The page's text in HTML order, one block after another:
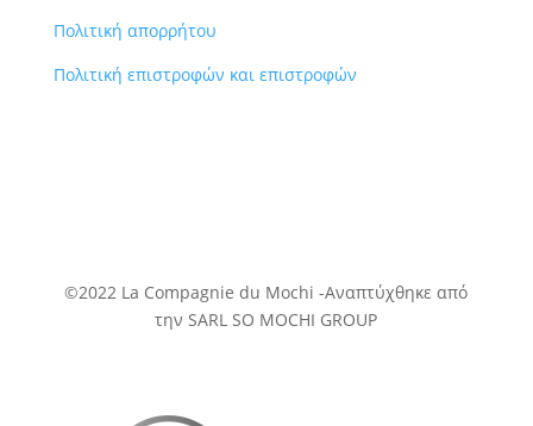
Πολιτική απορρήτου
Πολιτική επιστροφών και επιστροφών
©2022 La Compagnie du Mochi -Αναπτύχθηκεαπό
την SARL SO MOCHI GROUP